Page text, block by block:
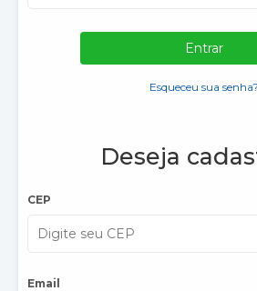
Entrar
Esqueceu sua senha?
Deseja
CEP
Email